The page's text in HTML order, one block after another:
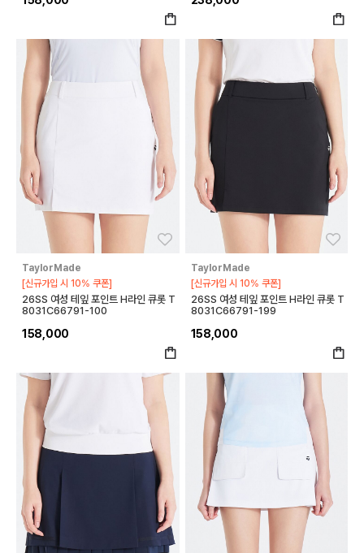
TaylorMade
[신규가입 시 10% 쿠폰]
26SS 여성 테잎 포인트 H라인 큐롯 T
8031C66791-100
158,000
TaylorMade
[신규가입 시 10% 쿠폰]
26SS 여성 테잎 포인트 H라인 큐롯 T
8031C66791-199
158,000